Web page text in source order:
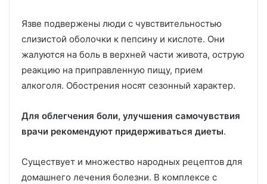
Язве подвержены люди с чувствительностью
слизистой оболочки к пепсину и кислоте. Они
жалуются на боль в верхней части живота, острую
реакцию на приправленную пищу, прием
алкоголя. Обострения носят сезонный характер.
Для облегчения боли, улучшения самочувствия
врачи рекомендуют придерживаться диеты.
Существует и множество народных рецептов для
домашнего лечения болезни. В комплексе с